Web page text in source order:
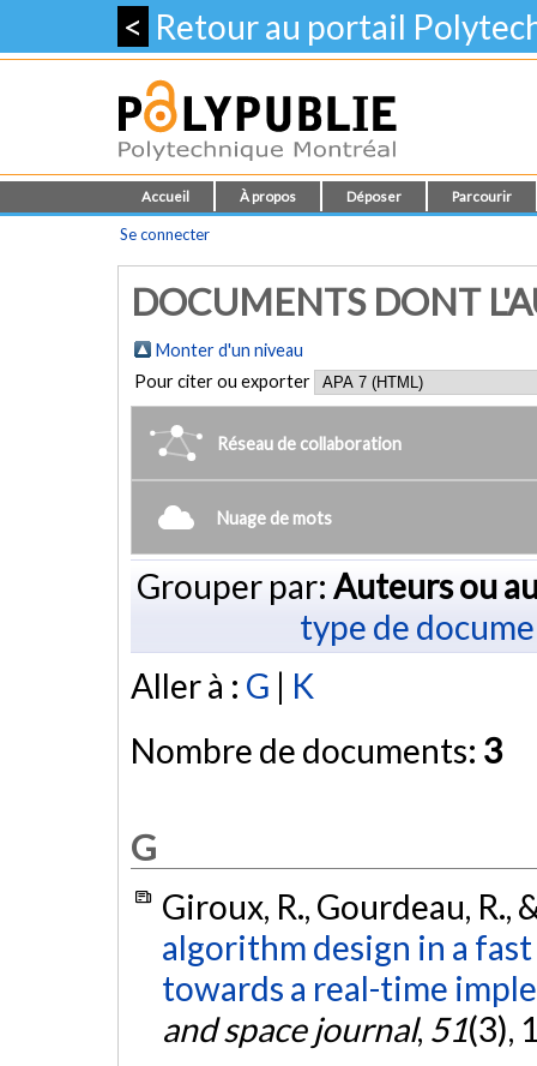
< Retour au portail
Accueil À propos Déposer Parcourir
Se connecter
DOCUMENTS DONT
Monter d'un niveau
Pour citer ou exporter
Réseau de collaboration
Nuage de mots
Grouper par: Auteurs ou
type de
Aller à : G | K
Nombre de documents: 3
G
Giroux, R., Gourdeau, R.,
algorithm design in a
towards a real-time
and space journal, 51(3),